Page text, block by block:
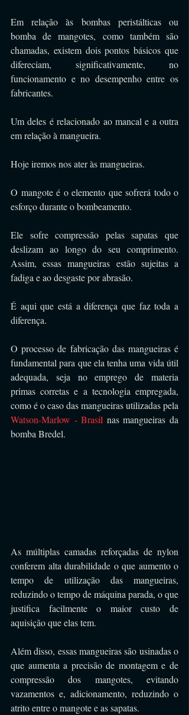
Em relação às bombas peristálticas ou
bomba de mangotes, como também são
chamadas, existem dois pontos básicos que
difereciam, significativamente, no
funcionamento e no desempenho entre os
fabricantes.
Um deles é relacionado ao mancal e a outra
em relação à mangueira.
Hoje iremos nos ater às mangueiras.
O mangote é o elemento que sofrerá todo o
esforço durante o bombeamento.
Ele sofre compressão pelas sapatas que
deslizam ao longo do seu comprimento.
Assim, essas mangueiras estão sujeitas a
fadiga e ao desgaste por abrasão.
É aqui que está a diferença que faz toda a
diferença.
O processo de fabricação das mangueiras é
fundamental para que ela tenha uma vida útil
adequada, seja no emprego de materia
primas corretas e a tecnologia empregada,
Watson-Marlow - Brasil nas mangueiras da
bomba Bredel.
As múltiplas camadas reforçadas de nylon
conferem alta durabilidade o que aumento o
tempo de utilização das mangueiras,
reduzindo o tempo de máquina parada, o que
justifica facilmente o maior custo de
aquisição que elas tem.
Além disso, essas mangueiras são usinadas o
que aumenta a precisão de montagem e de
compressão dos mangotes, evitando
vazamentos e, adicionamento, reduzindo o
atrito entre o mangote e as sapatas.